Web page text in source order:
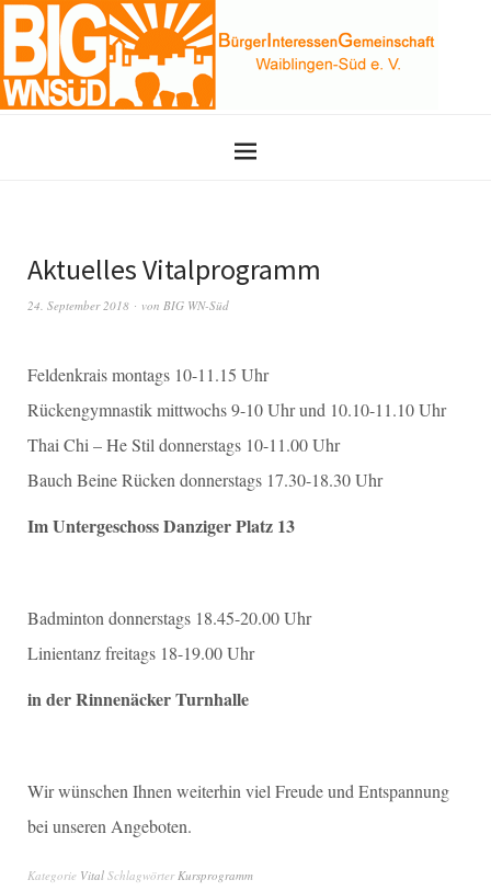
Aktuelles Vitalprogramm
24. September 2018 von BIG WN-Süd
Feldenkrais montags 10-11.15 Uhr
Rückengymnastik mittwochs 9-10 Uhr und 10.10-11.10 Uhr
Thai Chi – He Stil donnerstags 10-11.00 Uhr
Bauch Beine Rücken donnerstags 17.30-18.30 Uhr
Im Untergeschoss Danziger Platz 13
Badminton donnerstags 18.45-20.00 Uhr
Linientanz freitags 18-19.00 Uhr
in der Rinnenäcker Turnhalle
Wir wünschen Ihnen weiterhin viel Freude und Entspannung
bei unseren Angeboten.
Kategorie Vital SchlagwörterKursprogramm